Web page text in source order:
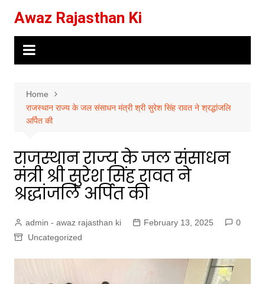
content
Awaz Rajasthan Ki
Home
राजस्थान राज्य के जल संसाधन मंत्री श्री सुरेश सिंह रावत ने श्रद्धांजलि
अर्पित की
राजस्थान राज्य के जल संसाधन
मंत्री श्री सुरेश सिंह रावत ने
श्रद्धांजलि अर्पित की
admin - awaz rajasthan ki February 13, 2025
0
Uncategorized